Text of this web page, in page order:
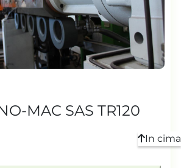
MAC SAS TR120
In cima